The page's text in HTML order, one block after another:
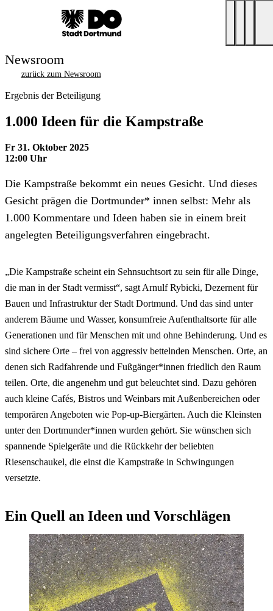
Newsroom
zurück zum Newsroom
Ergebnis der Beteiligung
1.000 Ideen für die Kampstraße
Fr 31. Oktober 2025
12:00 Uhr
Die Kampstraße bekommt ein neues Gesicht. Und dieses
Gesicht prägen die Dortmunder* innen selbst: Mehr als
1.000 Kommentare und Ideen haben sie in einem breit
angelegten Beteiligungsverfahren eingebracht.
„Die Kampstraße scheint ein Sehnsuchtsort zu sein für alle Dinge,
die man in der Stadt vermisst“, sagt Arnulf Rybicki, Dezernent für
Bauen und Infrastruktur der Stadt Dortmund. Und das sind unter
anderem Bäume und Wasser, konsumfreie Aufenthaltsorte für alle
Generationen und für Menschen mit und ohne Behinderung. Und es
sind sichere Orte – frei von aggressiv bettelnden Menschen. Orte, an
denen sich Radfahrende und Fußgänger*innen friedlich den Raum
teilen. Orte, die angenehm und gut beleuchtet sind. Dazu gehören
auch kleine Cafés, Bistros und Weinbars mit Außenbereichen oder
temporären Angeboten wie Pop-up-Biergärten. Auch die Kleinsten
unter den Dortmunder*innen wurden gehört. Sie wünschen sich
spannende Spielgeräte und die Rückkehr der beliebten
Riesenschaukel, die einst die Kampstraße in Schwingungen
versetzte.
Ein Quell an Ideen und Vorschlägen